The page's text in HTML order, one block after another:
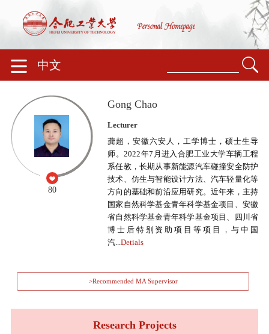
中文
80
Gong Chao
Lecturer
龚超，安徽六安人，工学博士，硕士生导
师。2022年7月进入合肥工业大学车辆工程
系任教，长期从事新能源汽车碰撞安全防护
技术、仿生与智能设计方法、汽车轻量化等
方向的基础和前沿应用研究。近年来，主持
国家自然科学基金青年科学基金项目、安徽
省自然科学基金青年科学基金项目、四川省
博士后特别资助项目等项目，与中国
汽...Detials
>Recommended MA Supervisor
Research Projects